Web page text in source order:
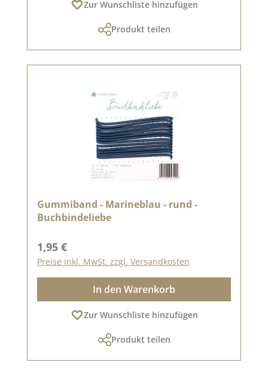
Zur Wunschliste hinzufügen
Produkt teilen
Gummiband - Marineblau - rund -
Buchbindeliebe
Regulärer Preis:
1,95 €
Preise inkl. MwSt. zzgl. Versandkosten
In den Warenkorb
Zur Wunschliste hinzufügen
Produkt teilen